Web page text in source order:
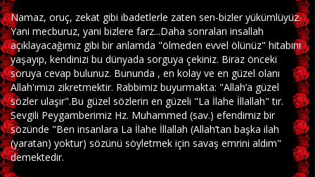
Namaz, oruç, zekat gibi ibadetlerle zaten sen-bizler yükümlüyüz.
Yani mecburuz, yani bizlere farz...Daha sonraları insallah
açıklayacağımız gibi bir anlamda "ölmeden evvel ölünüz" hitabını
yaşayıp, kendinizi bu dünyada sorguya çekiniz. Biraz önceki
soruya cevap bulunuz. Bununda , en kolay ve en güzel olanı
Allah'ımızı zikretmektir. Rabbimiz buyurmakta: "Allah’a güzel
sözler ulaşır".Bu güzel sözlerin en güzeli "La İlahe İllallah" tır.
Sevgili Peygamberimiz Hz. Muhammed (sav.) efendimiz bir
sözünde "Ben insanlara La İlahe İllallah (Allah’tan başka ilah
(yaratan) yoktur) sözünü söyletmek için savaş emrini aldım"
demektedir.